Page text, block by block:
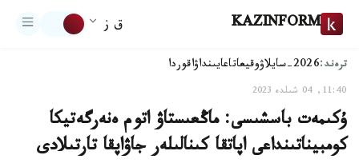
KAZINFORM ق ز
ترەند:2026-سايلاۋ وقيعاتاعايىنداۋاقوردا
11:40, 04 شىلدە 2023
ۇكىمەت باسشىسى: ماڭعىستاۋ اتوم ەنەرگەتيكا
كومبيناتىنداعى اپاتقا كىنالىلەر جاۋاپقا تارتىلادى